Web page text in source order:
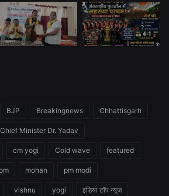
BJP Breakingnews Chhattisgarh
Chief Minister Dr. Yadav
cm yogi Cold wave featured
mohan pm modi
vishnu yogi इंडिया टॉप न्यूज